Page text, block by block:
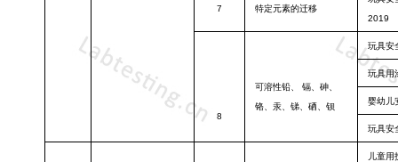
7 特定元素的迁移
2019
8
可溶性铅、
镉、砷、
铬、汞、锑、硒、钡
玩具安
玩具用
婴幼儿
玩具安
儿童用